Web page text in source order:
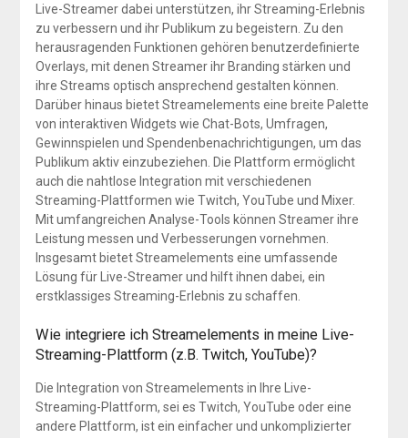
Live-Streamer dabei unterstützen, ihr Streaming-Erlebnis
zu verbessern und ihr Publikum zu begeistern. Zu den
herausragenden Funktionen gehören benutzerdefinierte
Overlays, mit denen Streamer ihr Branding stärken und
ihre Streams optisch ansprechend gestalten können.
Darüber hinaus bietet Streamelements eine breite Palette
von interaktiven Widgets wie Chat-Bots, Umfragen,
Gewinnspielen und Spendenbenachrichtigungen, um das
Publikum aktiv einzubeziehen. Die Plattform ermöglicht
auch die nahtlose Integration mit verschiedenen
Streaming-Plattformen wie Twitch, YouTube und Mixer.
Mit umfangreichen Analyse-Tools können Streamer ihre
Leistung messen und Verbesserungen vornehmen.
Insgesamt bietet Streamelements eine umfassende
Lösung für Live-Streamer und hilft ihnen dabei, ein
erstklassiges Streaming-Erlebnis zu schaffen.
Wie integriere ich Streamelements in meine Live-
Streaming-Plattform (z.B. Twitch, YouTube)?
Die Integration von Streamelements in Ihre Live-
Streaming-Plattform, sei es Twitch, YouTube oder eine
andere Plattform, ist ein einfacher und unkomplizierter